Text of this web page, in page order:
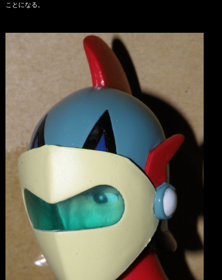
ことになる。